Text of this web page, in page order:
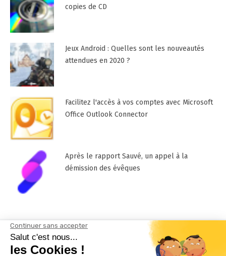
copies de CD
Jeux Android : Quelles sont les nouveautés
attendues en 2020 ?
Facilitez l'accès à vos comptes avec Microsoft
Office Outlook Connector
Après le rapport Sauvé, un appel à la
démission des évêques
Mentions Légales